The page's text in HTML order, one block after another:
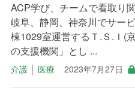
ACP学び、チームで看取り
岐阜、静岡、神奈川でサー
棟1029室運営するＴ.Ｓ.Ｉ(
の支援機関」とし ...
介護│ 医療 2023年7月27日